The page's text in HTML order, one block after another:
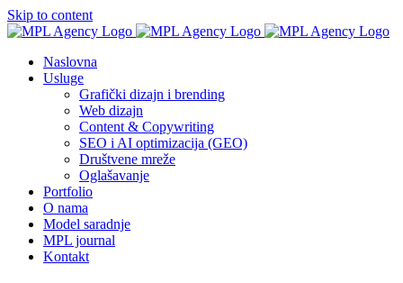
Skip to content
Naslovna
Usluge
Grafički dizajn i brending
Web dizajn
Content & Copywriting
SEO i AI optimizacija (GEO)
Društvene mreže
Oglašavanje
Portfolio
O nama
Model saradnje
MPL journal
Kontakt